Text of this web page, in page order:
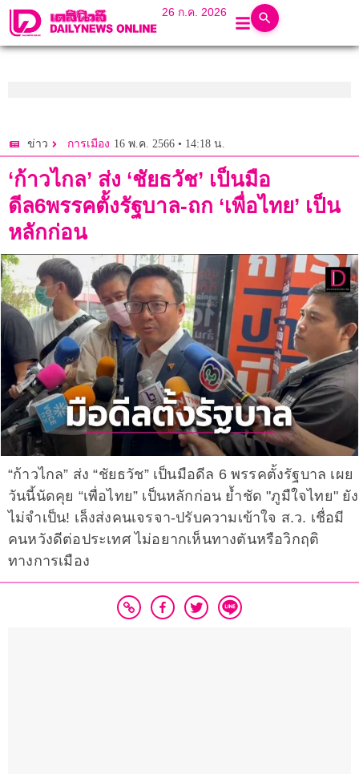
26 ก.ค. 2026
ข่าว การเมือง 16 พ.ค. 2566 • 14:18 น.
‘ก้าวไกล’ ส่ง ‘ชัยธวัช’ เป็นมือ
ดีล6พรรคตั้งรัฐบาล-ถก ‘เพื่อไทย’ เป็น
หลักก่อน
“ก้าวไกล” ส่ง “ชัยธวัช” เป็นมือดีล 6 พรรคตั้งรัฐบาล เผย
วันนี้นัดคุย “เพื่อไทย” เป็นหลักก่อน ย้ำชัด "ภูมืใจไทย" ยัง
ไม่จำเป็น! เล็งส่งคนเจรจา-ปรับความเข้าใจ ส.ว. เชื่อมี
คนหวังดีต่อประเทศ ไม่อยากเห็นทางตันหรือวิกฤติ
ทางการเมือง